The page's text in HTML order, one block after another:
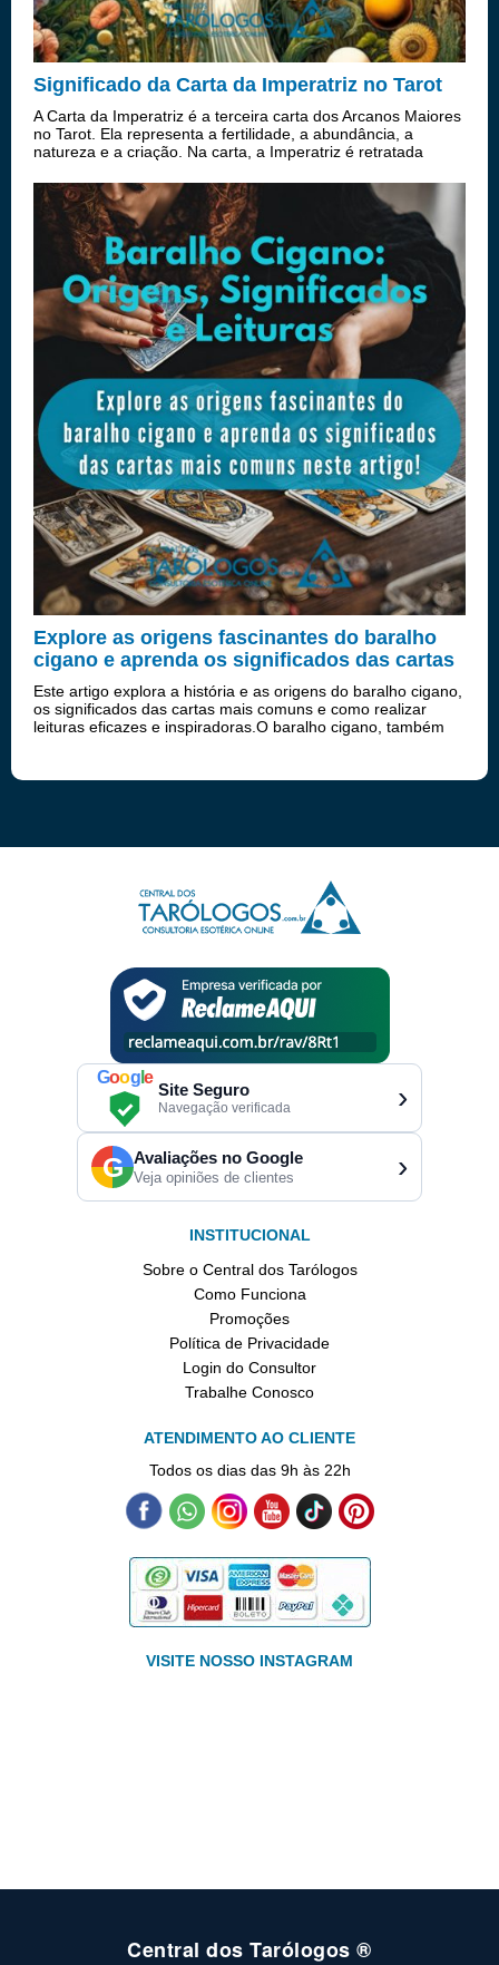
Significado da Carta da Imperatriz no Tarot
A Carta da Imperatriz é a terceira carta dos Arcanos Maiores
no Tarot. Ela representa a fertilidade, a abundância, a
natureza e a criação. Na carta, a Imperatriz é retratada
por um campo fértil. ...
Explore as origens fascinantes do baralho
cigano e aprenda os significados das cartas
mais comuns!
Este artigo explora a história e as origens do baralho cigano,
os significados das cartas mais comuns e como realizar
leituras eficazes e inspiradoras.O baralho cigano, também
Google
Site Seguro
Navegação verificada ›
G Avaliações no Google
Veja opiniões de clientes ›
INSTITUCIONAL
Sobre o Central dos Tarólogos
Como Funciona
Promoções
Política de Privacidade
Login do Consultor
Trabalhe Conosco
ATENDIMENTO AO CLIENTE
Todos os dias das 9h às 22h
VISITE NOSSO INSTAGRAM
Central dos Tarólogos ®